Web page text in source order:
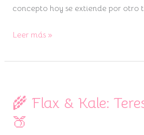
concepto hoy se extiende por otro
Leer más »
🌾 Flax & Kale:
🍑
🌾
Flax
&